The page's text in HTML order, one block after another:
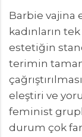
Barbie vajina
kadınların
estetiğin
terimin
eleştiri ve
feminist
durum çok